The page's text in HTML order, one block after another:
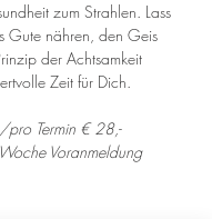
zum Strahlen. Lass
Gute nähren, den Geis
der Achtsamkeit
Zeit für Dich.
Termin € 28,-
Voranmeldung